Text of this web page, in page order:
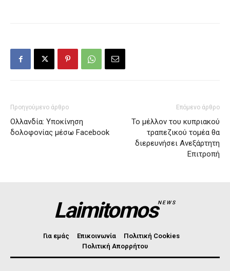
Προηγούμενο άρθρο
Ολλανδία: Υποκίνηση
δολοφονίας μέσω Facebook
Επόμενο άρθρο
Το μέλλον του κυπριακού
τραπεζικού τομέα θα
διερευνήσει Ανεξάρτητη
Επιτροπή
LaimitomosNEWS
Για εμάς Επικοινωνία
Πολιτική Cookies
Πολιτική Απορρήτου